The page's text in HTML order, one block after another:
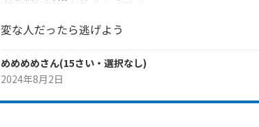
変な人だったら逃げよう
めめめめさん(15さい・ 選択なし)
2024年8月2日